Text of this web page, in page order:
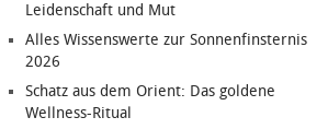
Leidenschaft und Mut
Alles Wissenswerte zur Sonnenfinsternis
2026
Schatz aus dem Orient: Das goldene
Wellness-Ritual